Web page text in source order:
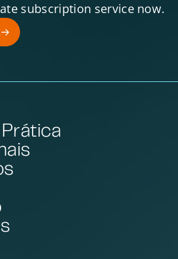
subscription service now.